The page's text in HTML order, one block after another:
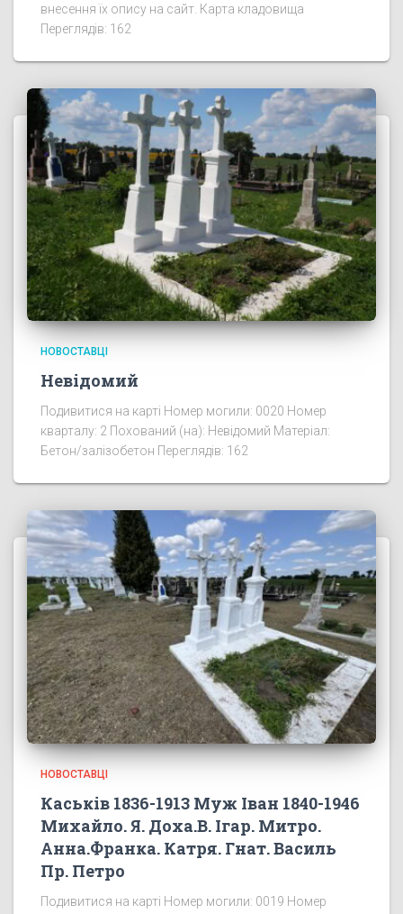
внесення їх опису на сайт. Карта кладовища
Переглядів: 162
НОВОСТАВЦІ
Невідомий
Подивитися на карті Номер могили: 0020 Номер
кварталу: 2 Похований (на): Невідомий Матеріал:
Бетон/залізобетон Переглядів: 162
НОВОСТАВЦІ
Каськів 1836-1913 Муж Іван 1840-1946
Михайло. Я. Доха.В. Ігар. Митро.
Анна.Франка. Катря. Гнат. Василь
Пр. Петро
Подивитися на карті Номер могили: 0019 Номер